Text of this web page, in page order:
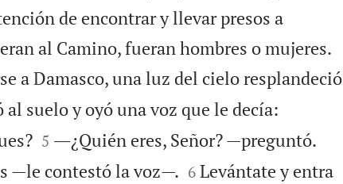
de encontrar y llevar presos a
al Camino, fueran hombres o mujeres.
a Damasco, una luz del cielo resplandeció
al suelo y oyó una voz que le decía:

5 ―¿Quién eres, Señor? —preguntó.
—le contestó la voz—.
6 Levántate y entra